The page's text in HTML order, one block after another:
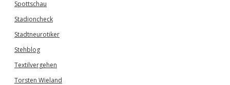
Spottschau
Stadioncheck
Stadtneurotiker
Stehblog
Textilvergehen
Torsten Wieland